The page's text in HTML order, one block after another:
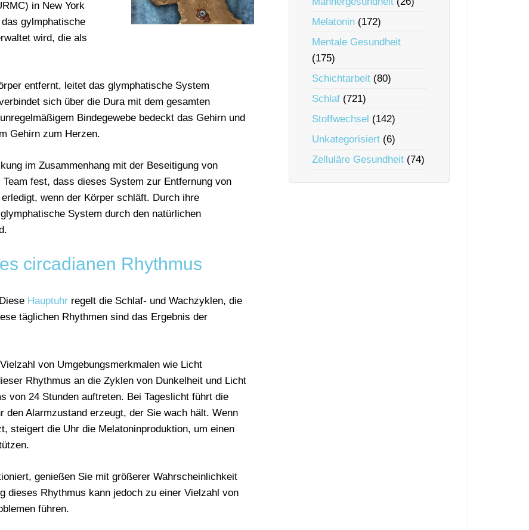
in New York
gylmphatische
wird, die als
entfernt, leitet das glymphatische System
sich über die Dura mit dem gesamten
Bindegewebe bedeckt das Gehirn und
Gehirn zum Herzen.
im Zusammenhang mit der Beseitigung von
fest, dass dieses System zur Entfernung von
wenn der Körper schläft. Durch ihre
System durch den natürlichen
circadianen Rhythmus
Hauptuhr regelt die Schlaf- und Wachzyklen, die
täglichen Rhythmen sind das Ergebnis der
von Umgebungsmerkmalen wie Licht
Rhythmus an die Zyklen von Dunkelheit und Licht
von 24 Stunden auftreten. Bei Tageslicht führt die
den Alarmzustand erzeugt, der Sie wach hält. Wenn
steigert die Uhr die Melatoninproduktion, um einen
genießen Sie mit größerer Wahrscheinlichkeit
dieses Rhythmus kann jedoch zu einer Vielzahl von
führen.
Melatonin (172)
Mentale Gesundheit
(175)
Schichtarbeit (80)
Schlaf (721)
Stoffwechsel (142)
Unkategorisiert (6)
Zelluläre Gesundheit (74)